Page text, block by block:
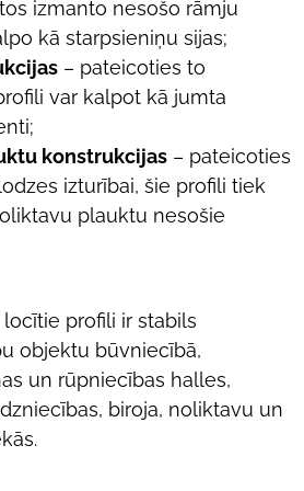
izmanto nesošo rāmju
kā starpsieniņu sijas;
– pateicoties to
var kalpot kā jumta
konstrukcijas – pateicoties
izturībai, šie profili tiek
plauktu nesošie
profili ir stabils
objektu būvniecībā,
un rūpniecības halles,
biroja, noliktavu un